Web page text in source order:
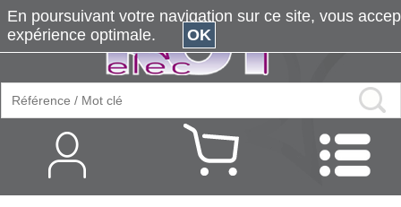
En poursuivant votre navigation sur ce site, vous
expérience optimale.
OK